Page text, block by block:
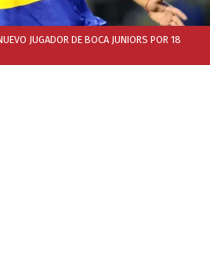
JUGADOR DE BOCA JUNIORS POR 18